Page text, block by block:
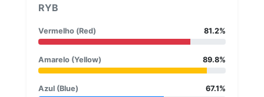
RYB
Vermelho (Red) 81.2%
Amarelo (Yellow) 89.8%
Azul (Blue) 67.1%